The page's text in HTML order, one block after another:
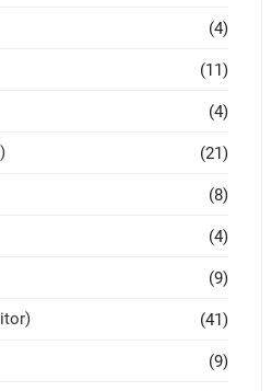
(4)
(11)
(4)
(21)
(8)
(4)
(9)
(41)
(9)